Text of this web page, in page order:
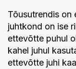
Tõusutrendis
juhtkond on ise
ettevõtte puhul
kahel juhul
ettevõtte juhi